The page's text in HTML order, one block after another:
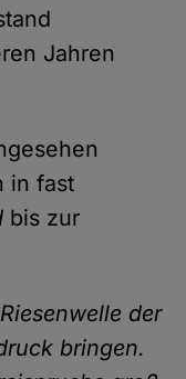
Jahren
in fast
bis zur
der
bringen.